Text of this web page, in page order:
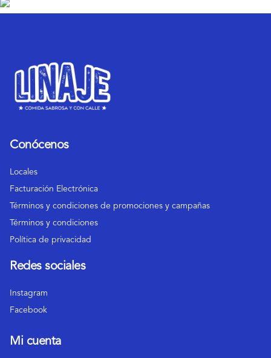
Conócenos
Locales
Facturación Electrónica
Términos y condiciones de promociones y campañas
Términos y condiciones
Política de privacidad
Redes sociales
Instagram
Facebook
Mi cuenta